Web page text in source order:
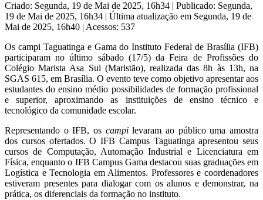
Criado: Segunda, 19 de Mai de 2025, 16h34 | Publicado: Segunda,
19 de Mai de 2025, 16h34 | Última atualização em Segunda, 19 de
Mai de 2025, 16h40 | Acessos: 537
Os campi Taguatinga e Gama do Instituto Federal de Brasília (IFB)
participaram no último sábado (17/5) da Feira de Profissões do
Colégio Marista Asa Sul (Maristão), realizada das 8h às 13h, na
SGAS 615, em Brasília. O evento teve como objetivo apresentar aos
estudantes do ensino médio possibilidades de formação profissional
e superior, aproximando as instituições de ensino técnico e
tecnológico da comunidade escolar.
Representando o IFB, os campilevaram ao público uma amostra
dos cursos ofertados. O IFB Campus Taguatinga apresentou seus
cursos de Computação, Automação Industrial e Licenciatura em
Física, enquanto o IFB Campus Gama destacou suas graduações em
Logística e Tecnologia em Alimentos. Professores e coordenadores
estiveram presentes para dialogar com os alunos e demonstrar, na
prática, os diferenciais da formação no instituto.